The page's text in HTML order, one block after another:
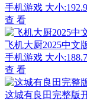
手机游戏 大小
查 看
飞机大厨2025中文
手机游戏 大小
查 看
这城有良田完整版